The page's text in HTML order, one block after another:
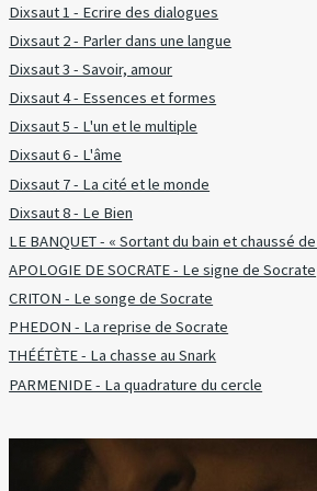
Dixsaut 1 - Ecrire des dialogues
Dixsaut 2 - Parler dans une langue
Dixsaut 3 - Savoir, amour
Dixsaut 4 - Essences et formes
Dixsaut 5 - L'un et le multiple
Dixsaut 6 - L'âme
Dixsaut 7 - La cité et le monde
Dixsaut 8 - Le Bien
LE BANQUET - « Sortant du bain et chaussé
APOLOGIE DE SOCRATE - Le signe de Socrate
CRITON - Le songe de Socrate
PHEDON - La reprise de Socrate
THÉÉTÈTE - La chasse au Snark
PARMENIDE - La quadrature du cercle